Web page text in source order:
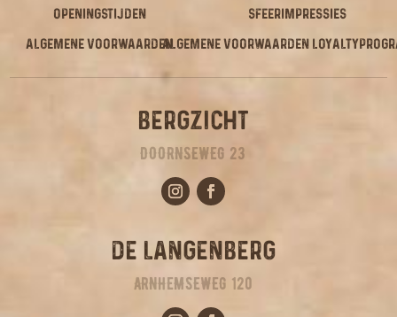
OPENINGSTIJDEN SFEERIMPRESSIES
ALGEMENE VOORWAARDENALGEMENE VOORWAARDEN
BERGZICHT
DOORNSEWEG 23
DE LANGENBERG
ARNHEMSEWEG 120